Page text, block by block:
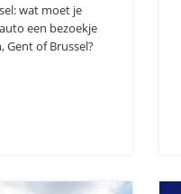
wat moet je
een bezoekje
Gent of Brussel?